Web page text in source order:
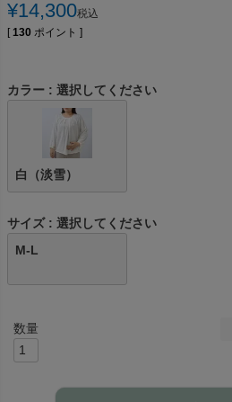
¥14,300税込
[ 130 ポイント ]
カラー 選択してください
白（淡雪）
サイズ
選択してください
M-L